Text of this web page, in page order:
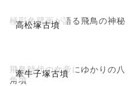
高松塚古墳
極彩色壁画が語る飛鳥の神秘
牽牛子塚古墳
飛鳥時代の女帝にゆかりの八
角墳